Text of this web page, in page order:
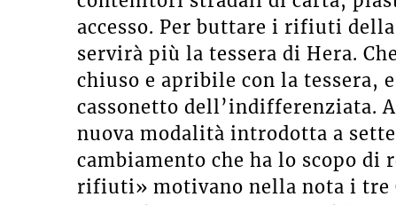
accesso. Per buttare i rifiuti
servirà più la tessera di Hera.
chiuso e apribile con la tessera,
cassonetto dell’indifferenziata.
nuova modalità introdotta a
cambiamento che ha lo scopo
rifiuti» motivano nella nota i tre